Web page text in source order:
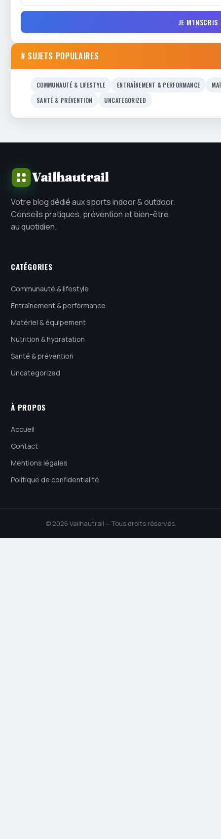
JE M'INSCRIS
# SUJETS POPULAIRES
COMMUNAUTÉ & LIFESTYLE ENTRAÎNEMENT & PERFORMANCE
SANTÉ & PRÉVENTION
UNCATEGORIZED
Vailhautrail
Votre blog dédié aux sports indoor & outdoor.
Conseils pratiques, prévention et bien-être
au quotidien.
CATÉGORIES
Communauté & lifestyle
Entraînement & performance
Matériel & équipement
Nutrition & hydratation
Santé & prévention
Uncategorized
À PROPOS
Accueil
Contact
Mentions légales
Politique de confidentialité
© 2026 Vailhautrail — Tous droits réservés.